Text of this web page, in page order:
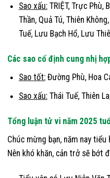
Sao xấu:TRIỆT, Trực Phù,
Thần, Quả Tú, Thiên
Tuế, Lưu Bạch Hổ, Lưu
Các sao cố định cung nhị
Sao tốt:Đường Phù, Hoa
Sao xấu:Thái Tuế, Thiên
Tổng luận tử vi năm 2025
Chúc mừng bạn, năm nay
Nên khó khăn, cản trở sẽ bớt